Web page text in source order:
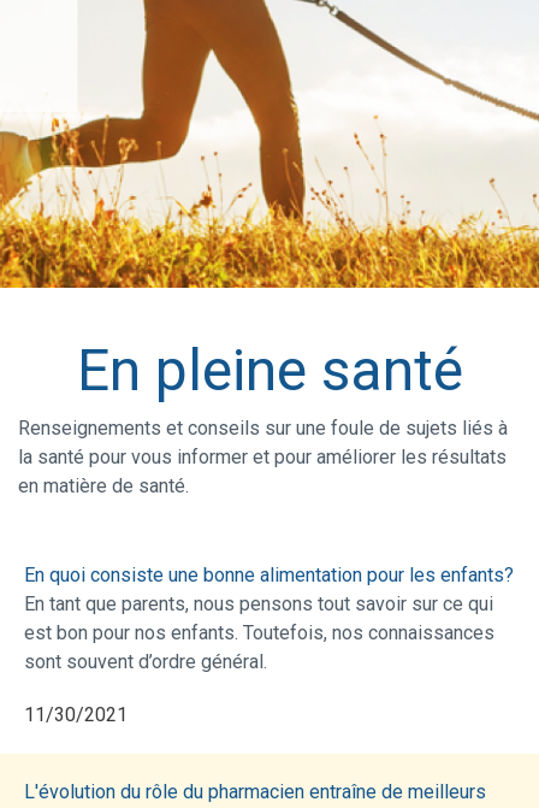
En pleine santé
Renseignements et conseils sur une foule de sujets liés à
la santé pour vous informer et pour améliorer les résultats
en matière de santé.
En quoi consiste une bonne alimentation pour les enfants?
En tant que parents, nous pensons tout savoir sur ce qui
est bon pour nos enfants. Toutefois, nos connaissances
sont souvent d’ordre général.
11/30/2021
L'évolution du rôle du pharmacien entraîne de meilleurs